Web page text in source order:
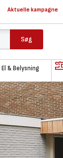
Aktuelle kampagne
Søg
El & Belysning